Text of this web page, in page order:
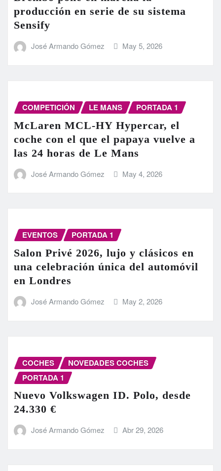
producción en serie de su sistema
Sensify
José Armando Gómez May 5, 2026
COMPETICIÓN LE MANS PORTADA 1
McLaren MCL-HY Hypercar, el
coche con el que el papaya vuelve a
las 24 horas de Le Mans
José Armando Gómez May 4, 2026
EVENTOS PORTADA 1
Salon Privé 2026, lujo y clásicos en
una celebración única del automóvil
en Londres
José Armando Gómez May 2, 2026
COCHES
NOVEDADES COCHES
PORTADA 1
Nuevo Volkswagen ID. Polo, desde
24.330 €
José Armando Gómez Abr 29, 2026